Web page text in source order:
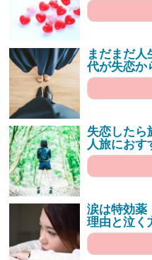
まだまだ人
代が失恋か
失恋したら
人旅におす
涙は特効薬
理由と泣く